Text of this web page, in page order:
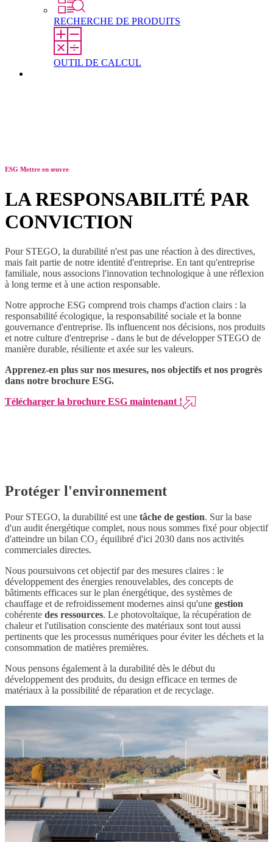
RECHERCHE DE PRODUITS
OUTIL DE CALCUL
ESG Mettre en œuvre
LA RESPONSABILITÉ PAR
CONVICTION
Pour STEGO, la durabilité n'est pas une réaction à des directives,
mais fait partie de notre identité d'entreprise. En tant qu'entreprise
familiale, nous associons l'innovation technologique à une réflexion
à long terme et à une action responsable.
Notre approche ESG comprend trois champs d'action clairs : la
responsabilité écologique, la responsabilité sociale et la bonne
gouvernance d'entreprise. Ils influencent nos décisions, nos produits
et notre culture d'entreprise - dans le but de développer STEGO de
manière durable, résiliente et axée sur les valeurs.
Apprenez-en plus sur nos mesures, nos objectifs et nos progrès
dans notre brochure ESG.
Télécharger la brochure ESG maintenant !
Protéger l'environnement
Pour STEGO, la durabilité est une tâche de gestion. Sur la base
d'un audit énergétique complet, nous nous sommes fixé pour objectif
d'atteindre un bilan CO₂ équilibré d'ici 2030 dans nos activités
commerciales directes.
Nous poursuivons cet objectif par des mesures claires : le
développement des énergies renouvelables, des concepts de
bâtiments efficaces sur le plan énergétique, des systèmes de
chauffage et de refroidissement modernes ainsi qu'une gestion
cohérente des ressources. Le photovoltaïque, la récupération de
chaleur et l'utilisation consciente des matériaux sont tout aussi
pertinents que les processus numériques pour éviter les déchets et la
consommation de matières premières.
Nous pensons également à la durabilité dès le début du
développement des produits, du design efficace en termes de
matériaux à la possibilité de réparation et de recyclage.